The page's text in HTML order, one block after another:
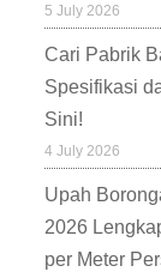
5 July 2026
Cari Pabrik
Spesifikasi
Sini!
4 July 2026
Upah
2026
per Meter